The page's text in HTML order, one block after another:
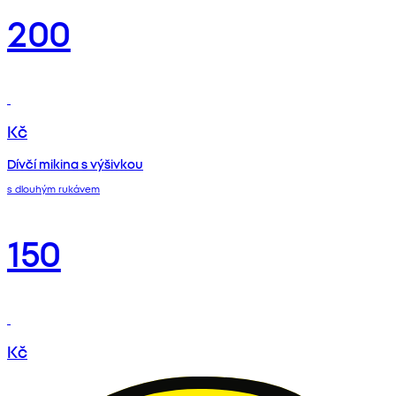
200
Kč
Dívčí mikina s výšivkou
s dlouhým rukávem
150
Kč